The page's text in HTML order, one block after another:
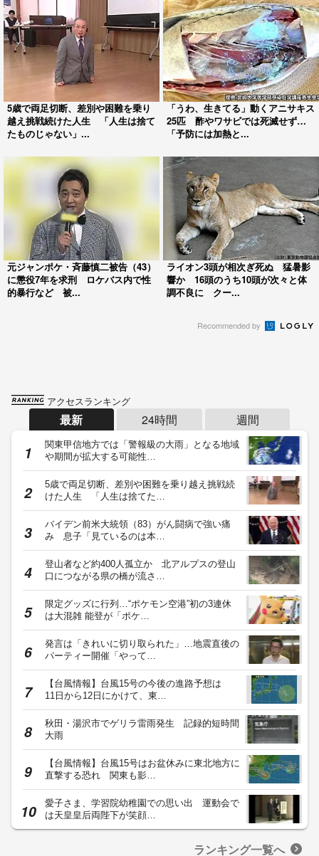
5歳で両足切断、差別や困難を乗り
越え挑戦続けた人生 「人生は捨て
たものじゃない」...
「うわ、生きてる」動くアニサキス
25匹 酢やワサビでは死滅せず…
「予防には加熱と...
元ジャンポケ・斉藤慎二被告（43）
に懲役7年を求刑 ロケバス内で性
的暴行など 被...
ライオン3頭が相次ぎ死ぬ 猛暑影
響か 16頭のうち10頭が次々と体
調不良に クー...
Recommended by
アクセスランキング
最新 24時間 週間
関東甲信地方では「警報級の大雨」となる地域
や期間が拡大する可能性…
5歳で両足切断、差別や困難を乗り越え挑戦続
けた人生 「人生は捨てた…
バイデン前米大統領（83）がん闘病で強い痛
み 息子「見ているのは本…
登山者など約400人孤立か 北アルプスの登山
口につながる県の橋が流さ…
限定グッズに行列…“ポケモン空港”初の3連休
は大混雑 能登が「ポケ…
発言は「きれいに切り取られた」…地震直後の
パーティー開催「やって…
【台風情報】台風15号の今後の進路予想は
11日から12日にかけて、東…
秋田・湯沢市でゲリラ雷雨発生 記録的短時間
大雨
【台風情報】台風15号はお盆休みに東北地方に
直撃する恐れ 関東も影…
愛子さま、学習院幼稚園での思い出 運動会で
は天皇皇后両陛下が笑顔…
ランキング一覧へ